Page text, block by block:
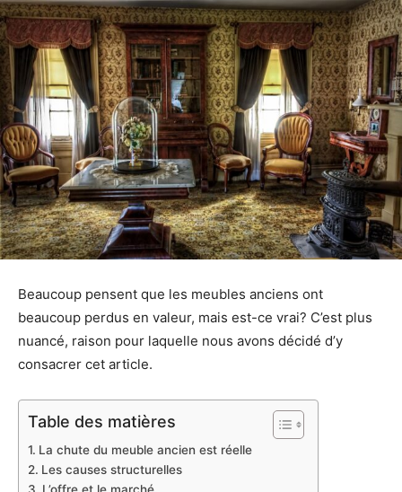
Beaucoup pensent que les meubles anciens ont
beaucoup perdus en valeur, mais est-ce vrai? C’est plus
nuancé, raison pour laquelle nous avons décidé d’y
consacrer cet article.
Table des matières
La chute du meuble ancien est réelle
Les causes structurelles